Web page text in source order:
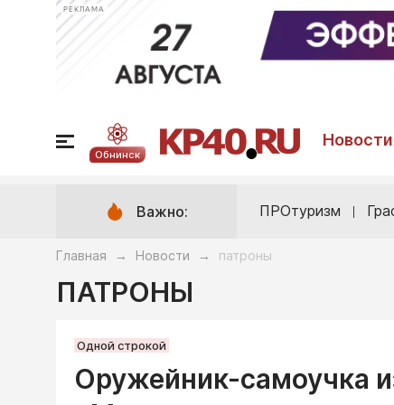
РЕКЛАМА
Обнинск
Новости
Важно: ПРОтуризм
Главная → Новости → патроны
ПАТРОНЫ
Одной строкой
Оружейник-самоучка